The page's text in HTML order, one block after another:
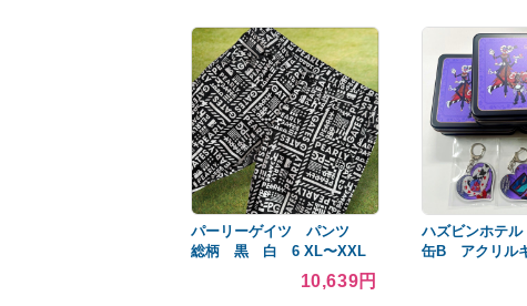
パーリーゲイツ パンツ
総柄 黒 白 6 XL〜XXL
相当 ストレッチ 人気商品
10,639円
ハズビンホテ
缶B アクリル